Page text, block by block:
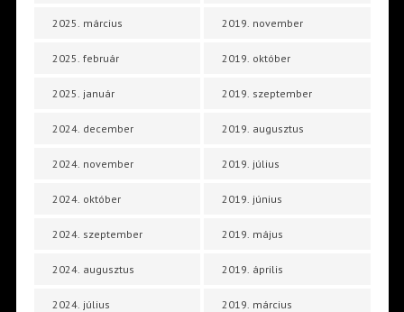
2025. március
2025. február
2025. január
2024. december
2024. november
2024. október
2024. szeptember
2024. augusztus
2024. július
2019. november
2019. október
2019. szeptember
2019. augusztus
2019. július
2019. június
2019. május
2019. április
2019. március